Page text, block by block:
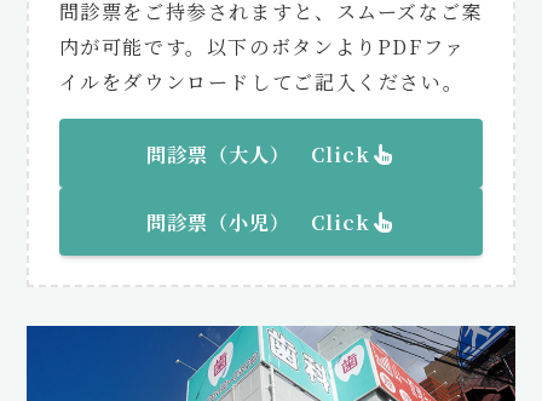
問診票をご持参されますと、スムーズなご案
内が可能です。以下のボタンよりPDFファ
イルをダウンロードしてご記入ください。
問診票（大人） Click
問診票（小児） Click